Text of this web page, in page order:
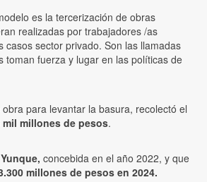
es la tercerización de obras
realizadas por trabajadores /as
casos sector privado. Son las llamadas
toman fuerza y lugar en las políticas de
obra para levantar la basura, recolectó el
mil millones de pesos.
Yunque, concebida en el año 2022, y que
millones de pesos en 2024.